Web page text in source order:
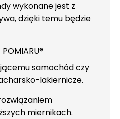
wykonane jest z
dzięki temu będzie
POMIARU®
samochód czy
lakiernicze.
miernikach.